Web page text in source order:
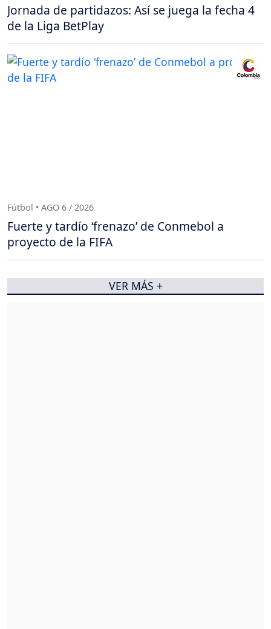
Jornada de partidazos: Así se juega la fecha 4
de la Liga BetPlay
Fútbol • AGO 6 / 2026
Fuerte y tardío ‘frenazo’ de Conmebol a
proyecto de la FIFA
VER MÁS +